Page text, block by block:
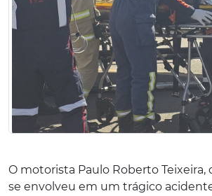
O motorista Paulo Roberto Teixeira,
se envolveu em um trágico